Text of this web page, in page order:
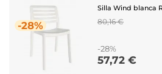
-28%
Silla Wind blanca
Regular
80,16 €
-28%
Price
57,72 €